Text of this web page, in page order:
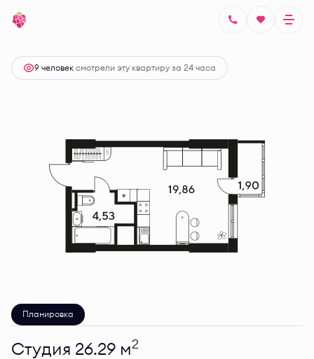
Студия Цена по запросу
9 человек смотрели эту квартиру за 24 часа
Планировка
Студия 26.29 м2